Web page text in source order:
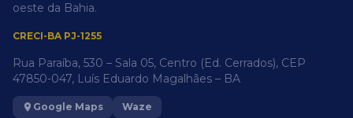
oeste da Bahia.
CRECI-BA PJ-1255
Rua Paraíba, 530 – Sala 05, Centro (Ed. Cerrados), CEP
47850-047, Luís Eduardo Magalhães – BA
Google Maps Waze